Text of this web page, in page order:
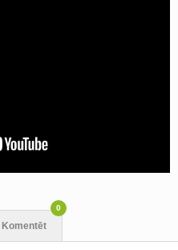
Komentēt
0